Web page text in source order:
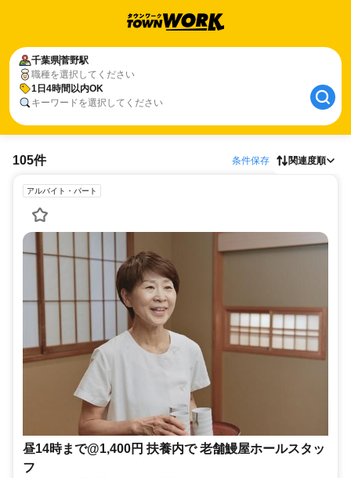
千葉県菅野駅
職種を選択してください
1日4時間以内OK
キーワードを選択してください
105件 条件保存 関連度順
アルバイト・パート
昼14時まで@1,400円 扶養内で 老舗鰻屋ホールスタッ
フ